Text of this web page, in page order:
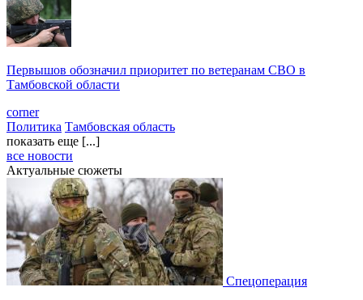
Первышов обозначил приоритет по ветеранам СВО в
Тамбовской области
corner
Политика Тамбовская область
показать еще [...]
все новости
Актуальные сюжеты
Спецоперация